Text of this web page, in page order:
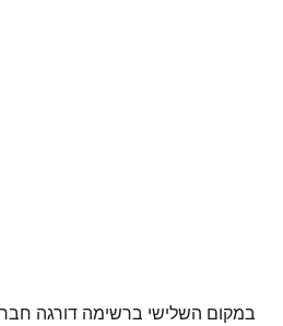
במקום השלישי ברשימה דורגה